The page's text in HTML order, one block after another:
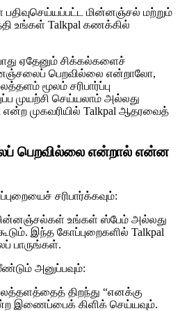
பதிவுசெய்யப்பட்ட மின்னஞ்சல் மற்றும்
உங்கள் Talkpal கணக்கில்
ஏதேனும் சிக்கல்களைச்
பெறவில்லை என்றாலோ,
மூலம் சரிபார்ப்பு
முயற்சி செய்யலாம் அல்லது
என்ற முகவரியில் Talkpal ஆதரவைத்
பெறவில்லை என்றால் என்ன
சரிபார்க்கவும்:
மின்னஞ்சல்கள் உங்கள் ஸ்பேம் அல்லது
இந்த கோப்புறைகளில் Talkpal
பாருங்கள்.
அனுப்பவும்:
திறந்து “எனக்கு
இணைப்பைக் கிளிக் செய்யவும்.